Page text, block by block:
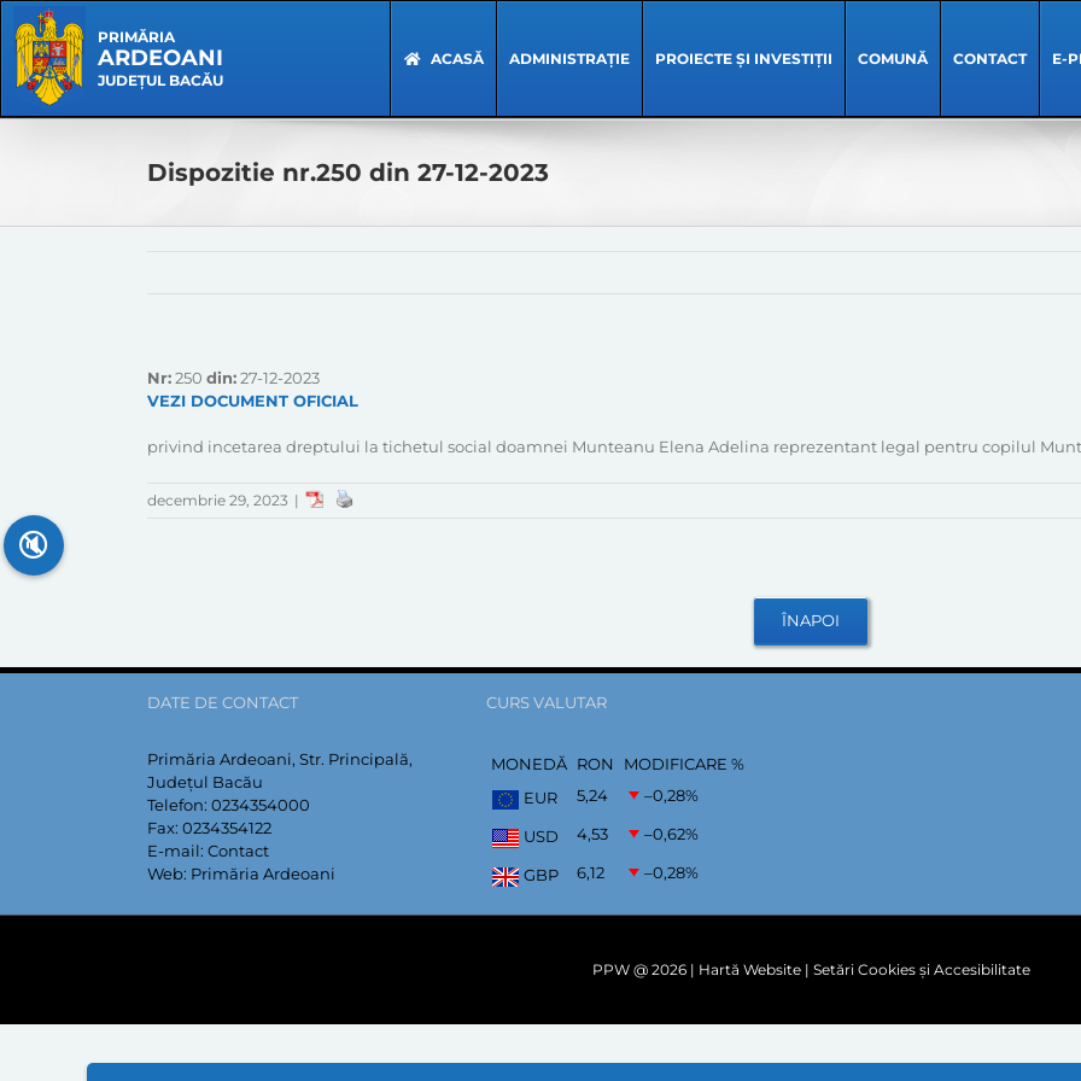
content
Navigation
PRIMĂRIA
ARDEOANI
JUDEȚUL BACĂU
ACASĂ ADMINISTRAȚIE PROIECTE ȘI INVESTIȚII COMUNĂ CONTACT E-
Dispozitie nr.250 din 27-12-2023
Nr:250 din:27-12-2023
VEZI DOCUMENT OFICIAL
privind incetarea dreptului la tichetul social doamnei Munteanu Elena Adelina reprezentant legal pentru copilul
decembrie 29, 2023 |
DATE DE CONTACT
Primăria Ardeoani, Str. Principală,
Județul Bacău
Telefon: 0234354000
Fax: 0234354122
E-mail: Contact
Web: Primăria Ardeoani
CURS VALUTAR
MONEDĂ RON
MODIFICARE %
EUR
5,24 –0,28%
USD 4,53 –0,62%
GBP 6,12 –0,28%
PPW @ 2026 | Hartă Website| Setări Cookies și Accesibilitate
🔇